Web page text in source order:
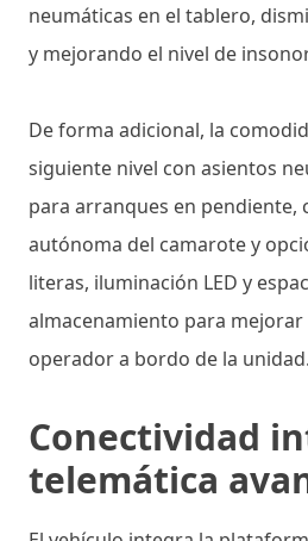
neumáticas en el tablero,
y mejorando el nivel de
De forma adicional, la
siguiente nivel con asientos
para arranques en pendiente,
autónoma del camarote y
literas, iluminación LED y
almacenamiento para mejorar
operador a bordo de la unidad.
Conectividad
telemática